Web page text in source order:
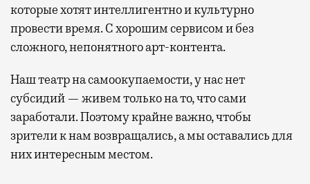
которые хотят интеллигентно и культурно
провести время. С хорошим сервисом и без
сложного, непонятного арт-контента.
Наш театр на самоокупаемости, у нас нет
субсидий — живем только на то, что сами
заработали. Поэтому крайне важно, чтобы
зрители к нам возвращались, а мы оставались для
них интересным местом.